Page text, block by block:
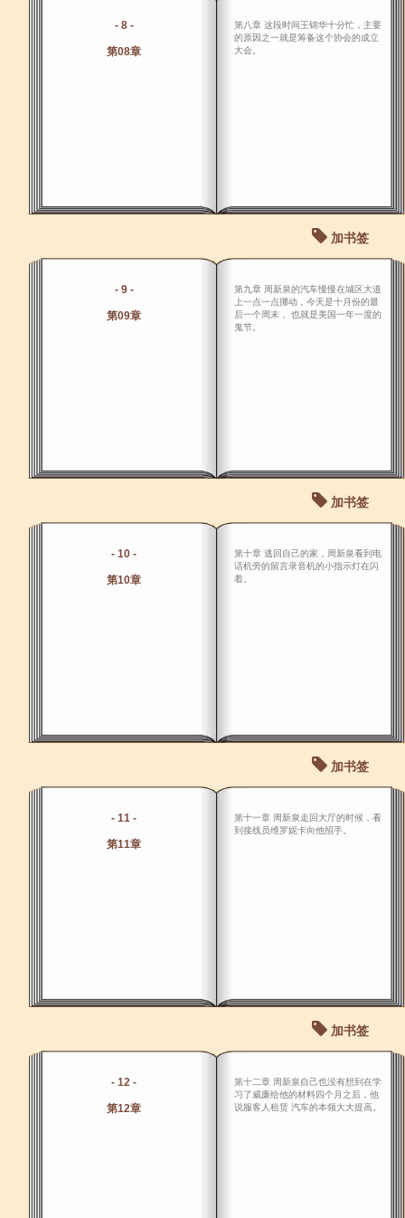
- 8 -
第08章
第八章 这段时间王锦华十分忙，主要
的原因之一就是筹备这个协会的成立
大会。
加书签
- 9 -
第09章
第九章 周新泉的汽车慢慢在城区大道
上一点一点挪动，今天是十月份的最
后一个周末， 也就是美国一年一度的
鬼节。
加书签
- 10 -
第10章
第十章 逃回自己的家，周新泉看到电
话机旁的留言录音机的小指示灯在闪
着。
加书签
- 11 -
第11章
第十一章 周新泉走回大厅的时候，看
到接线员维罗妮卡向他招手。
加书签
- 12 -
第12章
第十二章 周新泉自己也没有想到在学
习了威廉给他的材料四个月之后，他
说服客人租赁 汽车的本领大大提高。